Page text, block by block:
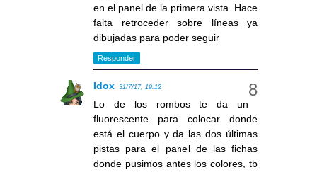
en el panel de la primera vista. Hace
falta retroceder sobre líneas ya
dibujadas para poder seguir
Responder
Idox 31/7/17, 19:12
Lo de los rombos te da un
fluorescente para colocar donde
está el cuerpo y da las dos últimas
pistas para el panel de las fichas
donde pusimos antes los colores, tb